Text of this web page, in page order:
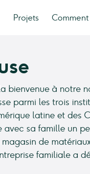
Projets
bienvenue à notre
parmi les trois
latine et des
avec sa famille un
de
familiale a